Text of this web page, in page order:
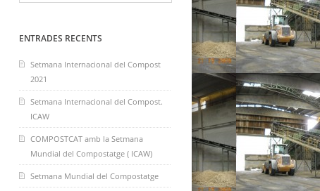
ENTRADES RECENTS
Setmana Internacional del Compost
2021
Setmana Internacional del Compost.
ICAW
COMPOSTCAT amb la Setmana
Mundial del Compostatge ( ICAW)
Setmana Mundial del Compostatge